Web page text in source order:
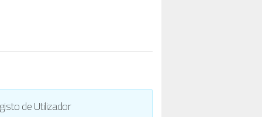
de Utilizador